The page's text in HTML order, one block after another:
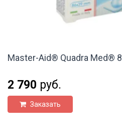
Master-Aid® Quadra Med®
2 790 руб.
Заказать